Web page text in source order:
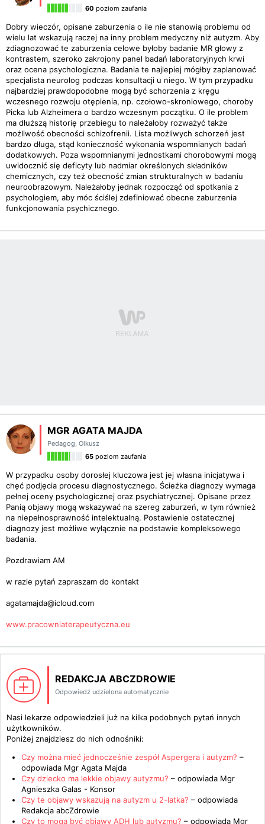
60 poziom zaufania
Dobry wieczór, opisane zaburzenia o ile nie stanowią problemu od
wielu lat wskazują raczej na inny problem medyczny niż autyzm. Aby
zdiagnozować te zaburzenia celowe byłoby badanie MR głowy z
kontrastem, szeroko zakrojony panel badań laboratoryjnych krwi
oraz ocena psychologiczna. Badania te najlepiej mógłby zaplanować
specjalista neurolog podczas konsultacji u niego. W tym przypadku
najbardziej prawdopodobne mogą być schorzenia z kręgu
wczesnego rozwoju otępienia, np. czołowo-skroniowego, choroby
Picka lub Alzheimera o bardzo wczesnym początku. O ile problem
ma dłuższą historię przebiegu to należałoby rozważyć także
możliwość obecności schizofrenii. Lista możliwych schorzeń jest
bardzo długa, stąd konieczność wykonania wspomnianych badań
dodatkowych. Poza wspomnianymi jednostkami chorobowymi mogą
uwidocznić się deficyty lub nadmiar określonych składników
chemicznych, czy też obecność zmian strukturalnych w badaniu
neuroobrazowym. Należałoby jednak rozpocząć od spotkania z
psychologiem, aby móc ściślej zdefiniować obecne zaburzenia
funkcjonowania psychicznego.
MGR AGATA MAJDA
Pedagog, Olkusz
65 poziom zaufania
W przypadku osoby dorosłej kluczowa jest jej własna inicjatywa i
chęć podjęcia procesu diagnostycznego. Ścieżka diagnozy wymaga
pełnej oceny psychologicznej oraz psychiatrycznej. Opisane przez
Panią objawy mogą wskazywać na szereg zaburzeń, w tym również
na niepełnosprawność intelektualną. Postawienie ostatecznej
diagnozy jest możliwe wyłącznie na podstawie kompleksowego
badania.
Pozdrawiam AM
w razie pytań zapraszam do kontakt
agatamajda@icloud.com
www.pracowniaterapeutyczna.eu
REDAKCJA ABCZDROWIE
Odpowiedź udzielona automatycznie
Nasi lekarze odpowiedzieli już na kilka podobnych pytań innych
użytkowników.
Poniżej znajdziesz do nich odnośniki:
Czy można mieć jednocześnie zespół Aspergera i autyzm? –
odpowiada Mgr Agata Majda
Czy dziecko ma lekkie objawy autyzmu? – odpowiada Mgr
Agnieszka Galas - Konsor
Czy te objawy wskazują na autyzm u 2-latka? – odpowiada
Redakcja abcZdrowie
Czy to mogą być objawy ADH lub autyzmu? – odpowiada Mgr